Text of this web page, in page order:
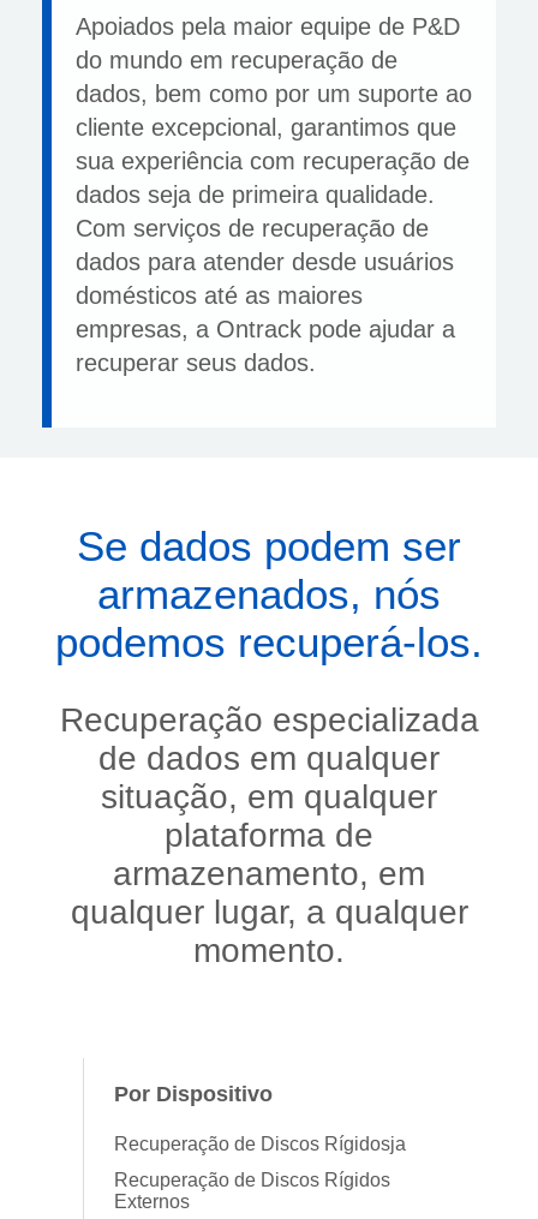
Apoiados pela maior equipe de P&D
do mundo em recuperação de
dados, bem como por um suporte ao
cliente excepcional, garantimos que
sua experiência com recuperação de
dados seja de primeira qualidade.
Com serviços de recuperação de
dados para atender desde usuários
domésticos até as maiores
empresas, a Ontrack pode ajudar a
recuperar seus dados.
Se dados podem ser
armazenados, nós
podemos recuperá-los.
Recuperação especializada
de dados em qualquer
situação, em qualquer
plataforma de
armazenamento, em
qualquer lugar, a qualquer
momento.
Por Dispositivo
Recuperação de Discos Rígidosja
Recuperação de Discos Rígidos
Externos